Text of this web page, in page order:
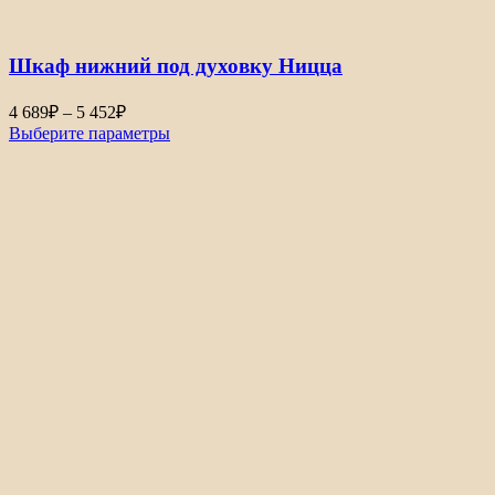
9
Шкаф нижний под духовку Ницца
4 689₽ – 5 452₽Диапазон
цен:
4
Выберите параметры